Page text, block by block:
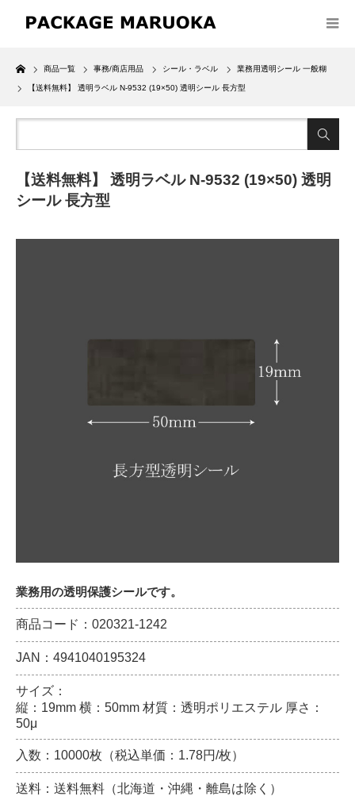
Home
商品一覧 事務/商店用品 シール・ラベル 業務用透明シール 一般糊
【送料無料】 透明ラベル N-9532 (19×50) 透明シール 長方型
【送料無料】 透明ラベル N-9532 (19×50) 透明
シール 長方型
業務用の透明保護シールです。
商品コード：020321-1242
JAN：4941040195324
サイズ：
縦：19mm 横：50mm 材質：透明ポリエステル 厚さ：
50μ
入数：10000枚（税込単価：1.78円/枚）
送料：送料無料（北海道・沖縄・離島は除く）